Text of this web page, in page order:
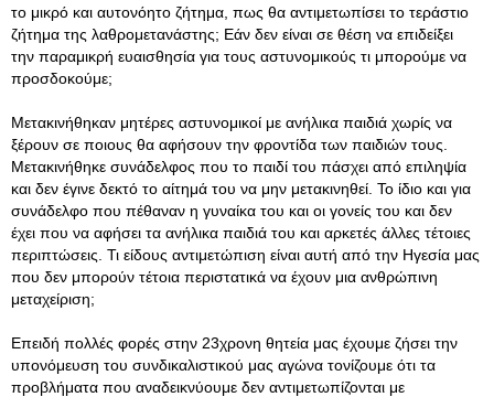
το μικρό και αυτονόητο ζήτημα, πως θα αντιμετωπίσει το τεράστιο
ζήτημα της λαθρομετανάστης; Εάν δεν είναι σε θέση να επιδείξει
την παραμικρή ευαισθησία για τους αστυνομικούς τι μπορούμε να
προσδοκούμε;
Μετακινήθηκαν μητέρες αστυνομικοί με ανήλικα παιδιά χωρίς να
ξέρουν σε ποιους θα αφήσουν την φροντίδα των παιδιών τους.
Μετακινήθηκε συνάδελφος που το παιδί του πάσχει από επιληψία
και δεν έγινε δεκτό το αίτημά του να μην μετακινηθεί. Το ίδιο και για
συνάδελφο που πέθαναν η γυναίκα του και οι γονείς του και δεν
έχει που να αφήσει τα ανήλικα παιδιά του και αρκετές άλλες τέτοιες
περιπτώσεις. Τι είδους αντιμετώπιση είναι αυτή από την Ηγεσία μας
που δεν μπορούν τέτοια περιστατικά να έχουν μια ανθρώπινη
μεταχείριση;
Επειδή πολλές φορές στην 23χρονη θητεία μας έχουμε ζήσει την
υπονόμευση του συνδικαλιστικού μας αγώνα τονίζουμε ότι τα
προβλήματα που αναδεικνύουμε δεν αντιμετωπίζονται με